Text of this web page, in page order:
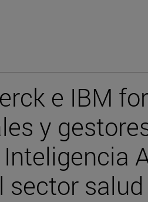
e IBM
y
Inteligencia
sector salud